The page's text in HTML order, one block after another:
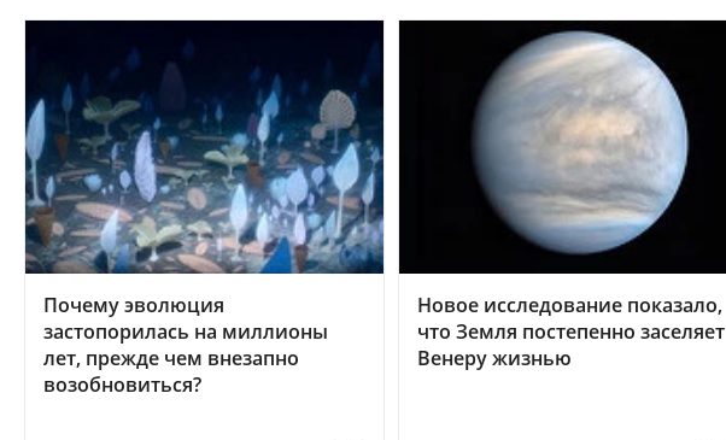
Почему эволюция
застопорилась на миллионы
лет, прежде чем внезапно
возобновиться?
Новое исследование показало,
что Земля постепенно заселяет
Венеру жизнью